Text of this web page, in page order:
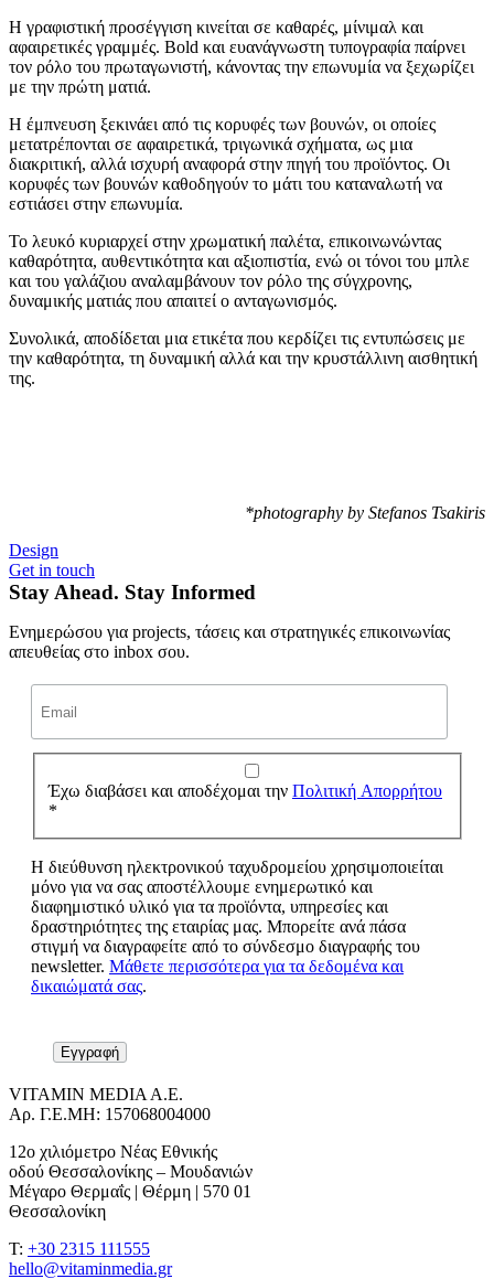
Η γραφιστική προσέγγιση κινείται σε καθαρές, μίνιμαλ και
αφαιρετικές γραμμές. Bold και ευανάγνωστη τυπογραφία παίρνει
τον ρόλο του πρωταγωνιστή, κάνοντας την επωνυμία να ξεχωρίζει
με την πρώτη ματιά.
Η έμπνευση ξεκινάει από τις κορυφές των βουνών, οι οποίες
μετατρέπονται σε αφαιρετικά, τριγωνικά σχήματα, ως μια
διακριτική, αλλά ισχυρή αναφορά στην πηγή του προϊόντος. Οι
κορυφές των βουνών καθοδηγούν το μάτι του καταναλωτή να
εστιάσει στην επωνυμία.
Το λευκό κυριαρχεί στην χρωματική παλέτα, επικοινωνώντας
καθαρότητα, αυθεντικότητα και αξιοπιστία, ενώ οι τόνοι του μπλε
και του γαλάζιου αναλαμβάνουν τον ρόλο της σύγχρονης,
δυναμικής ματιάς που απαιτεί ο ανταγωνισμός.
Συνολικά, αποδίδεται μια ετικέτα που κερδίζει τις εντυπώσεις με
την καθαρότητα, τη δυναμική αλλά και την κρυστάλλινη αισθητική
της.
*photography by Stefanos Tsakiris
Design
Get in touch
Stay Ahead. Stay Informed
Ενημερώσου για projects, τάσεις και στρατηγικές επικοινωνίας
απευθείας στο inbox σου.
Έχω διαβάσει και αποδέχομαι την Πολιτική Απορρήτου
*
Η διεύθυνση ηλεκτρονικού ταχυδρομείου χρησιμοποιείται
μόνο για να σας αποστέλλουμε ενημερωτικό και
διαφημιστικό υλικό για τα προϊόντα, υπηρεσίες και
δραστηριότητες της εταιρίας μας. Μπορείτε ανά πάσα
στιγμή να διαγραφείτε από το σύνδεσμο διαγραφής του
newsletter. Μάθετε περισσότερα για τα δεδομένα και
δικαιώματά σας.
VITAMIN MEDIA A.E.
Αρ. Γ.Ε.ΜΗ: 157068004000
12ο χιλιόμετρο Νέας Εθνικής
οδού Θεσσαλονίκης – Μουδανιών
Μέγαρο Θερμαΐς | Θέρμη | 570 01
Θεσσαλονίκη
T: +30 2315 111555
hello@vitaminmedia.gr